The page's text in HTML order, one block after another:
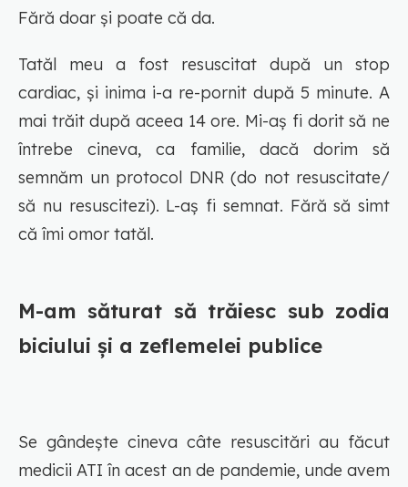
Fără doar și poate că da.
Tatăl meu a fost resuscitat după un stop
cardiac, și inima i-a re-pornit după 5 minute. A
mai trăit după aceea 14 ore. Mi-aș fi dorit să ne
întrebe cineva, ca familie, dacă dorim să
semnăm un protocol DNR (do not resuscitate/
să nu resuscitezi). L-aș fi semnat. Fără să simt
că îmi omor tatăl.
M-am săturat să trăiesc sub zodia
biciului și a zeflemelei publice
Se gândește cineva câte resuscitări au făcut
medicii ATI în acest an de pandemie, unde avem